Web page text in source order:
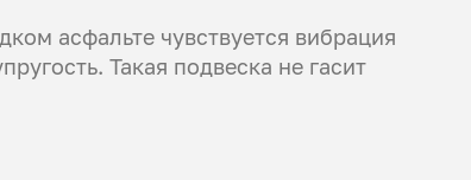
асфальте чувствуется вибрация
Такая подвеска не гасит